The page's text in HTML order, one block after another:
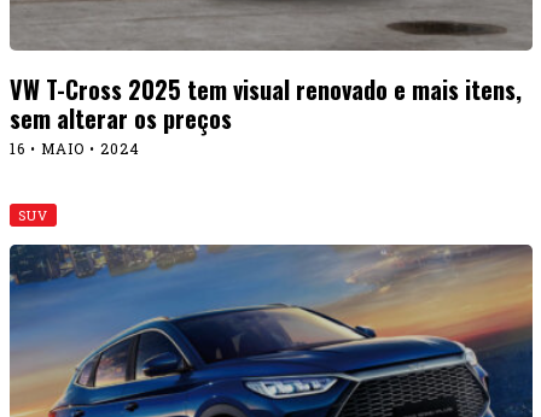
VW T-Cross 2025 tem visual renovado e mais itens,
sem alterar os preços
16 • MAIO • 2024
SUV